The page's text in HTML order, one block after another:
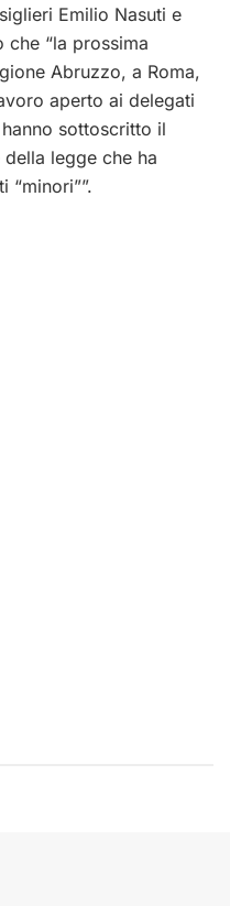
Emilio Nasuti e
che “la prossima
Abruzzo, a Roma,
aperto ai delegati
sottoscritto il
legge che ha
“minori””.